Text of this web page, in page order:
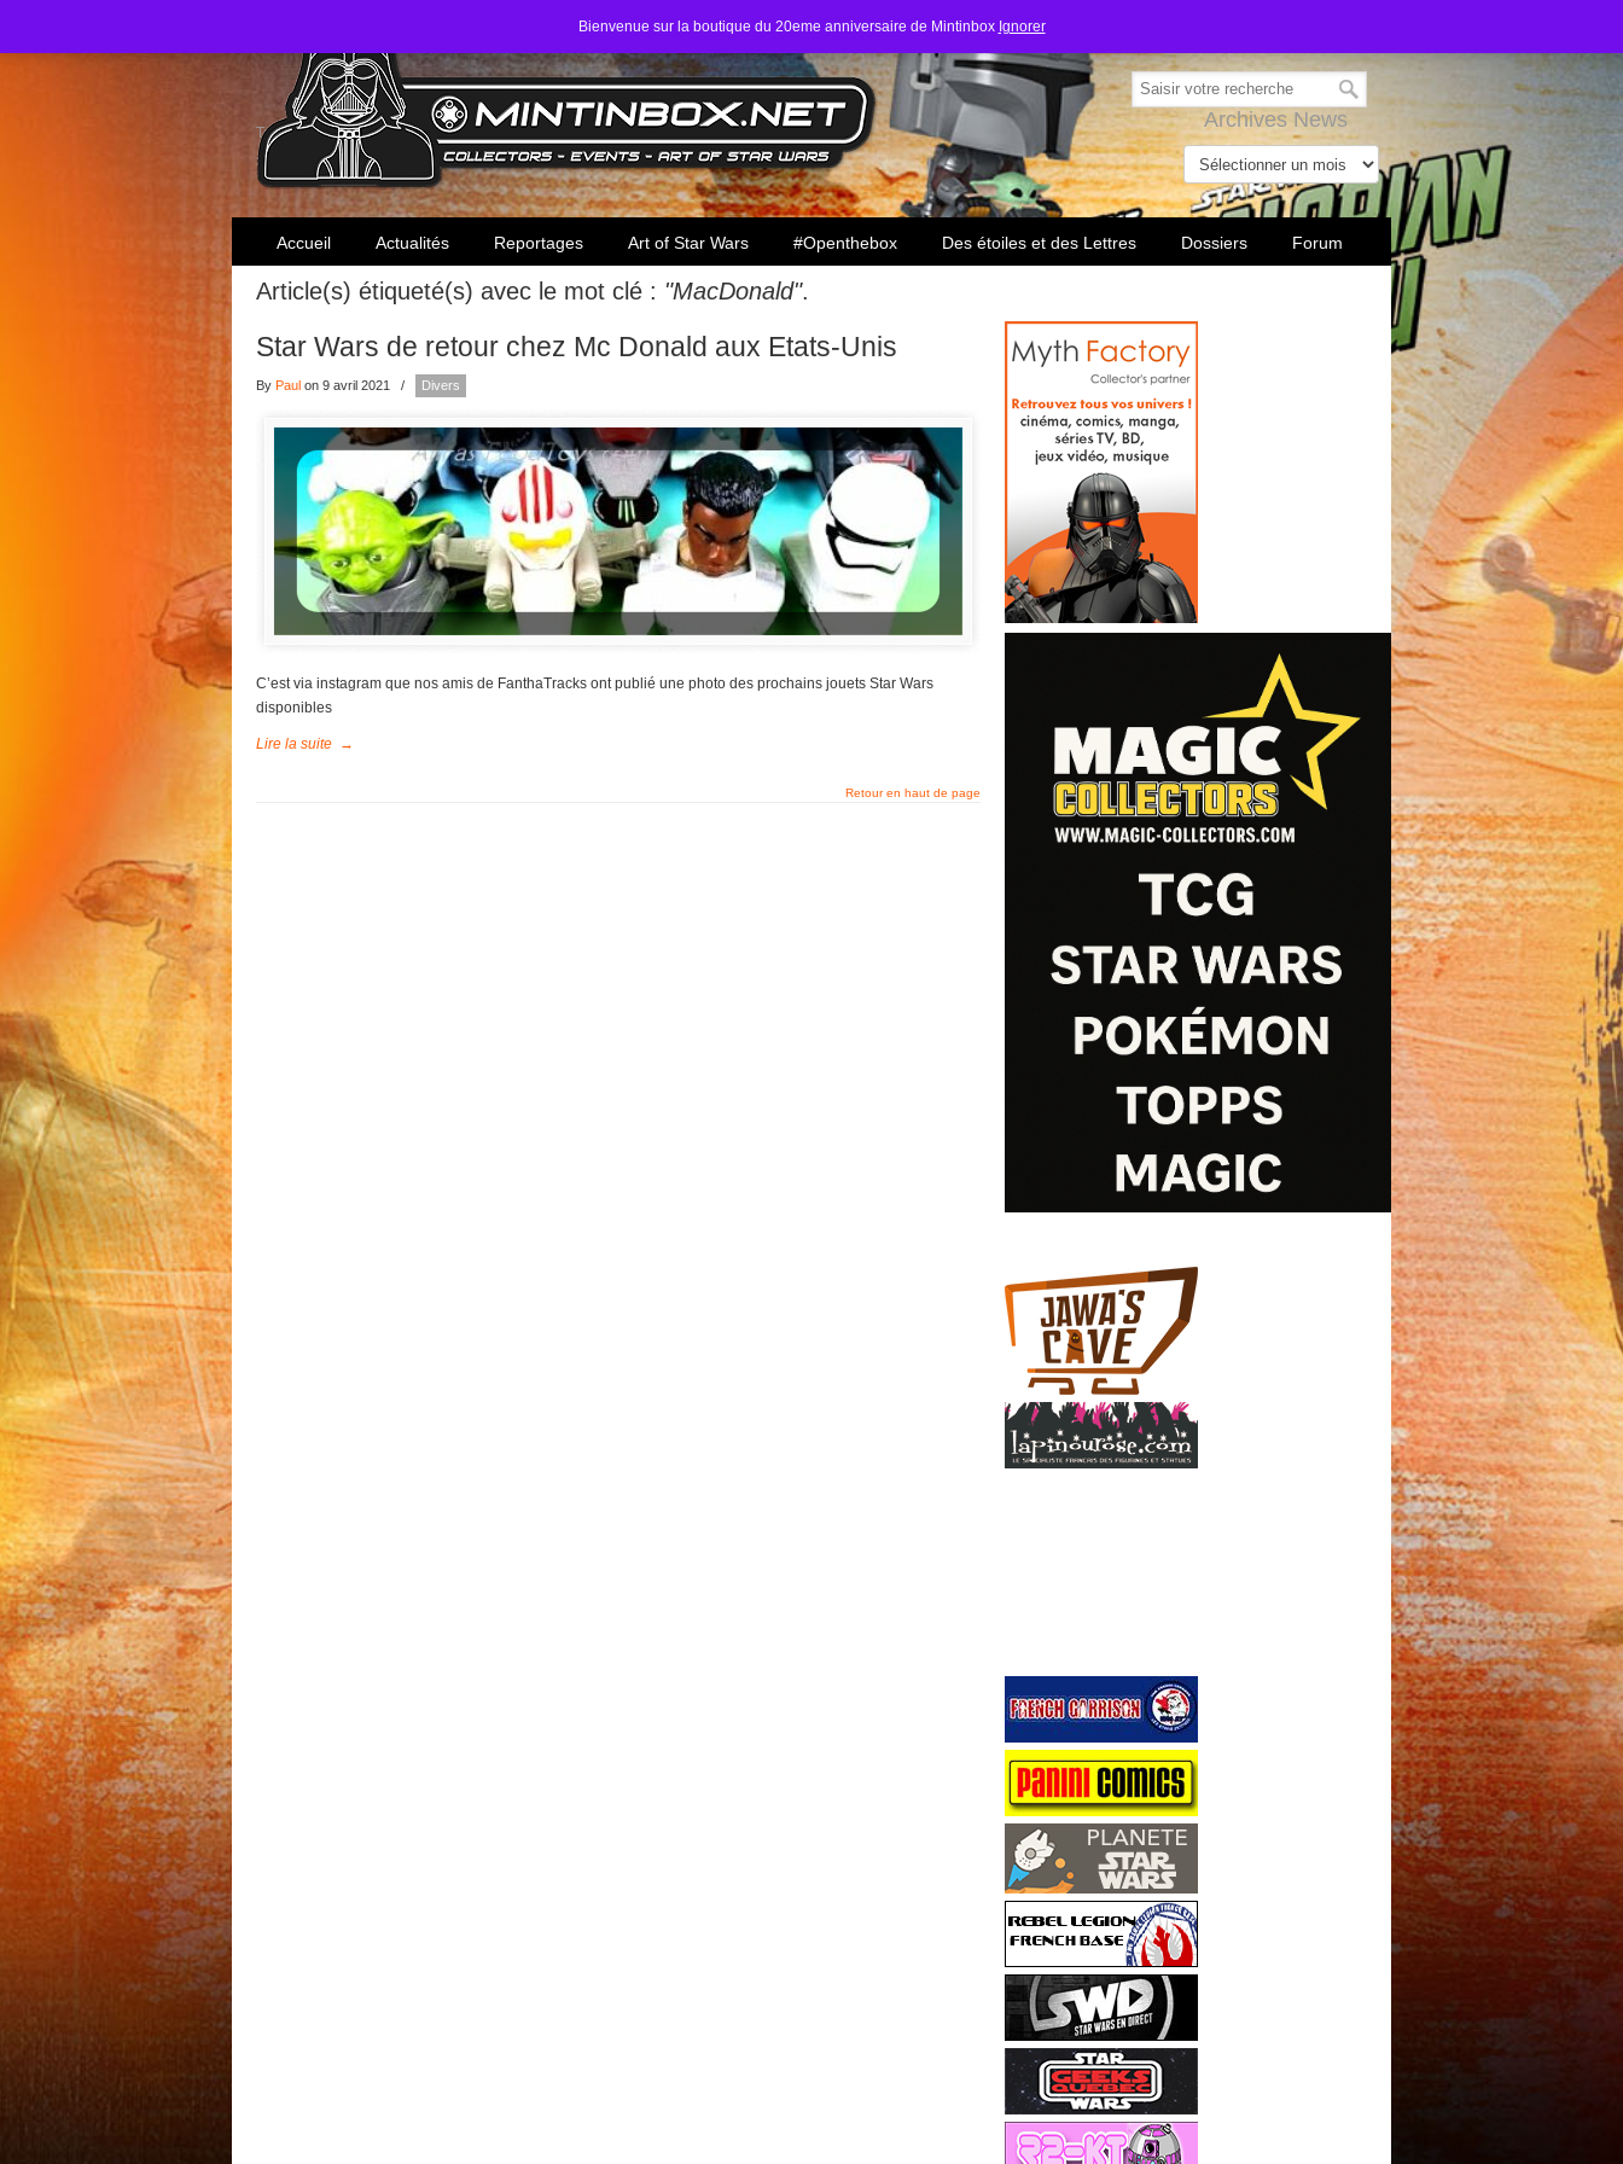
Bienvenue sur la boutique du 20eme anniversaire de Mintinbox Ignorer
Toute l'actualité des collectionneurs Star Wars
Archives News
Accueil Actualités Reportages Art of Star Wars #Openthebox Des étoiles et des Lettres Dossiers Forum
Article(s) étiqueté(s) avec le mot clé : "MacDonald".
Star Wars de retour chez Mc Donald aux Etats-Unis
By Paul on 9 avril 2021 / Divers
C’est via instagram que nos amis de FanthaTracks ont publié une photo des prochains jouets Star Wars
disponibles
Lire la suite →
Retour en haut de page